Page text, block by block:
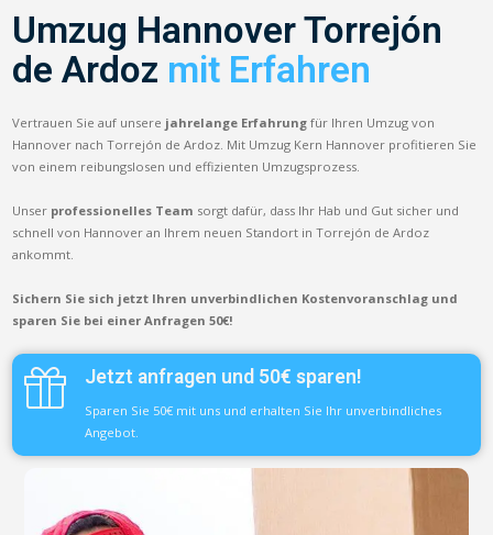
Umzug Hannover Torrejón
de Ardoz mit Erfahren
Vertrauen Sie auf unsere jahrelange Erfahrung für Ihren Umzug von
Hannover nach Torrejón de Ardoz. Mit Umzug Kern Hannover profitieren Sie
von einem reibungslosen und effizienten Umzugsprozess.
Unser professionelles Team sorgt dafür, dass Ihr Hab und Gut sicher und
schnell von Hannover an Ihrem neuen Standort in Torrejón de Ardoz
ankommt.
Sichern Sie sich jetzt Ihren unverbindlichen Kostenvoranschlag und
sparen Sie bei einer Anfragen 50€!
Jetzt anfragen und 50€ sparen!
Sparen Sie 50€ mit uns und erhalten Sie Ihr unverbindliches
Angebot.